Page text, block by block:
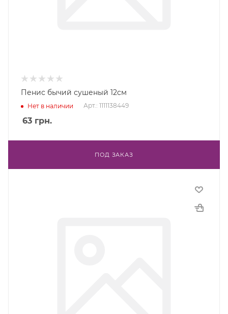
Пенис бычий сушеный 12см
Нет в наличии Арт.: 1111138449
63 грн.
ПОД ЗАКАЗ